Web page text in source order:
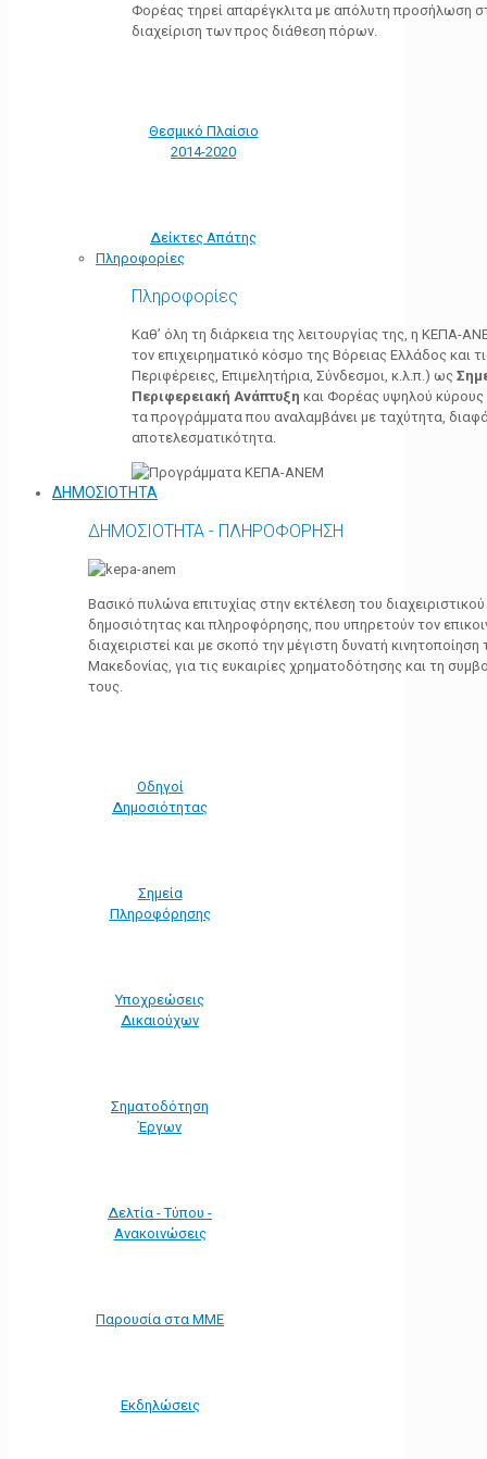
Φορέας τηρεί απαρέγκλιτα με απόλυτη προσήλωση
διαχείριση των προς διάθεση πόρων.
Θεσμικό Πλαίσιο
2014-2020
Δείκτες Απάτης
Πληροφορίες
Πληροφορίες
Καθ’ όλη τη διάρκεια της λειτουργίας της, η ΚΕΠΑ-
τον επιχειρηματικό κόσμο της Βόρειας Ελλάδος και
Περιφέρειες, Επιμελητήρια, Σύνδεσμοι, κ.λ.π.) ως
Περιφερειακή Ανάπτυξη και Φορέας υψηλού κύρους
τα προγράμματα που αναλαμβάνει με ταχύτητα,
αποτελεσματικότητα.
ΔΗΜΟΣΙΟΤΗΤΑ
ΔΗΜΟΣΙΟΤΗΤΑ - ΠΛΗΡΟΦΟΡΗΣΗ
Βασικό πυλώνα επιτυχίας στην εκτέλεση του
δημοσιότητας και πληροφόρησης, που υπηρετούν τον
διαχειριστεί και με σκοπό την μέγιστη δυνατή
Μακεδονίας, για τις ευκαιρίες χρηματοδότησης και τη
τους.
Οδηγοί
Δημοσιότητας
Σημεία
Πληροφόρησης
Υποχρεώσεις
Δικαιούχων
Σηματοδότηση
Έργων
Δελτία - Τύπου -
Ανακοινώσεις
Παρουσία στα ΜΜΕ
Εκδηλώσεις